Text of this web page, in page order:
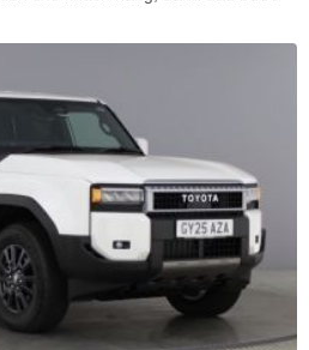
là lựa chọn phương tiện xanh lý